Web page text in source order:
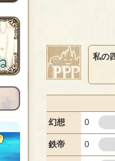
私の
幻想
0
鉄帝 0